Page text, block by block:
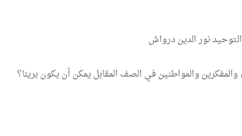
نور الدين درواش
والمواطنين في الصف المقابل يمكن أن يكون بريئا؟